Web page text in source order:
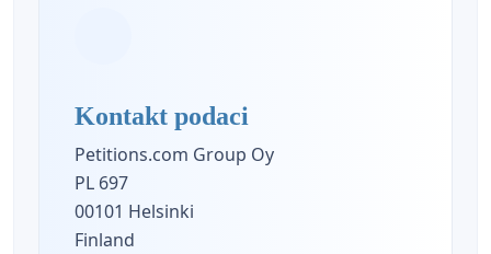
Kontakt podaci
Petitions.com Group Oy
PL 697
00101 Helsinki
Finland